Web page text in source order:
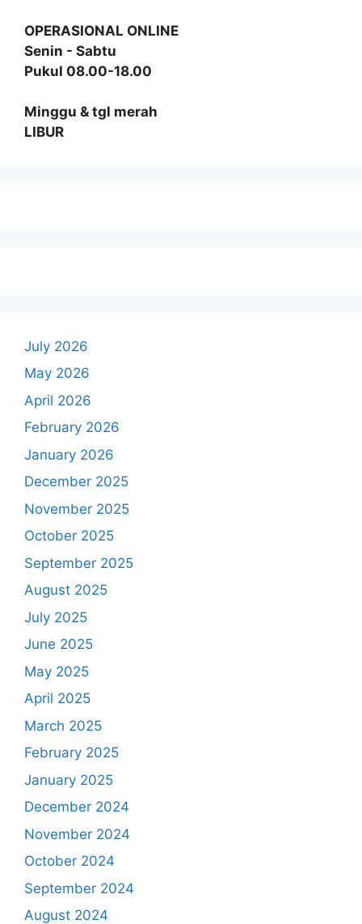
OPERASIONAL ONLINE
Senin - Sabtu
Pukul 08.00-18.00
Minggu & tgl merah
LIBUR
July 2026
May 2026
April 2026
February 2026
January 2026
December 2025
November 2025
October 2025
September 2025
August 2025
July 2025
June 2025
May 2025
April 2025
March 2025
February 2025
January 2025
December 2024
November 2024
October 2024
September 2024
August 2024